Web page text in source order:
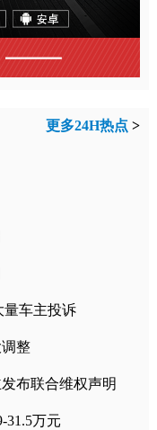
更多24H热点 >
量车主投诉
整
布联合维权声明
31.5万元